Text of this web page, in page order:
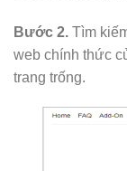
Bước 2. Tìm
web chính thức
trang trống.